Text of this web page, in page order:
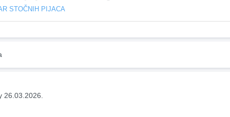
STOČNIH PIJACA
26.03.2026.